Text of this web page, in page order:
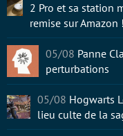
2 Pro et sa station
remise sur Amazon !
05/08 Panne
perturbations
05/08 Hogwarts
lieu culte de la